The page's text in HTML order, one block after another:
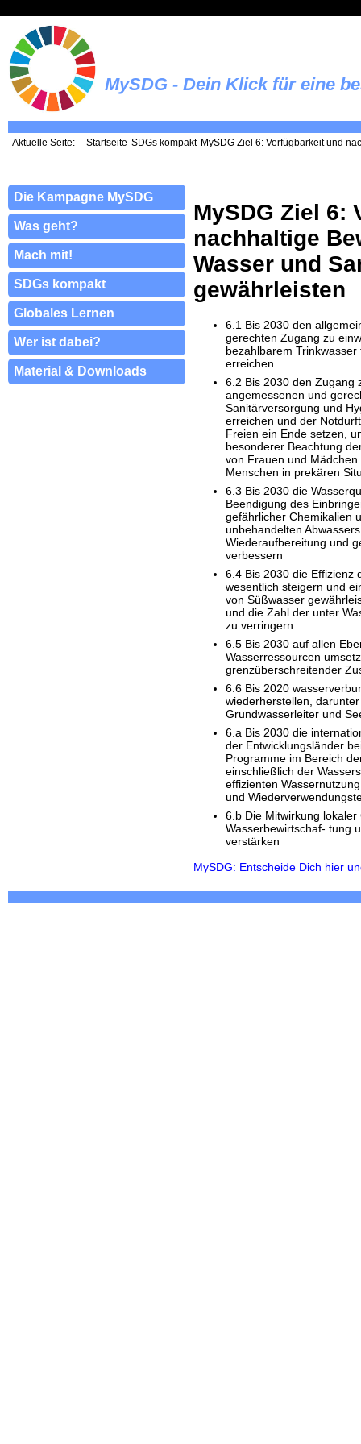
MySDG - Dein Klick für eine
Aktuelle Seite: Startseite SDGs kompakt MySDG Ziel 6: Verfügbarkeit und
Die Kampagne MySDG
Was geht?
Mach mit!
SDGs kompakt
Globales Lernen
Wer ist dabei?
Material & Downloads
MySDG Ziel 6:
nachhaltige
Wasser und
gewährleisten
6.1 Bis 2030 den
gerechten Zugang zu
bezahlbarem Trinkwasser
erreichen
6.2 Bis 2030 den Zugang
angemessenen und
Sanitärversorgung und
erreichen und der
Freien ein Ende setzen,
besonderer Beachtung
von Frauen und Mädchen
Menschen in prekären
6.3 Bis 2030 die
Beendigung des
gefährlicher Chemikalien
unbehandelten
Wiederaufbereitung und
verbessern
6.4 Bis 2030 die Effizienz
wesentlich steigern und
von Süßwasser
und die Zahl der unter
zu verringern
6.5 Bis 2030 auf allen
Wasserressourcen
grenzüberschreitender
6.6 Bis 2020
wiederherstellen,
Grundwasserleiter und
6.a Bis 2030 die
der Entwicklungsländer
Programme im Bereich
einschließlich der
effizienten
und
6.b Die Mitwirkung
Wasserbewirtschaf- tung
verstärken
MySDG: Entscheide Dich hier